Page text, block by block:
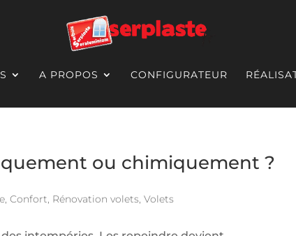
A PROPOS CONFIGURATEUR
ou chimiquement ?
,Confort, Rénovation volets,Volets